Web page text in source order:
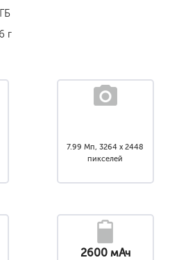
г
7.99 Мп, 3264 x 2448
пикселей
2600 мАч